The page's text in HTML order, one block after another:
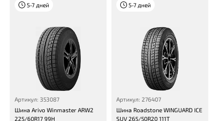
5-7 дней
Артикул: 353087
Шина Arivo Winmaster ARW2
225/60R17 99H
5-7 дней
Артикул: 276407
Шина Roadstone WINGUARD ICE
SUV 265/50R20 111T